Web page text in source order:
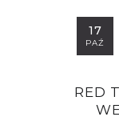
17
PAŹ
RED